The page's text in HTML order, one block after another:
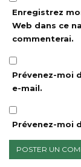
Enregistrez
Web dans ce
commenterai.
Prévenez-moi
e-mail.
Prévenez-moi